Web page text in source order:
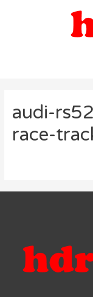
audi-
race-